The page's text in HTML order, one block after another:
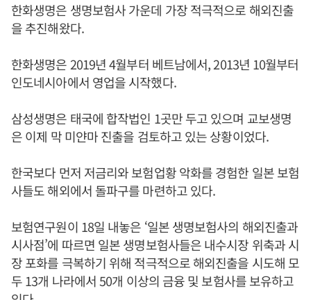
한화생명은 생명보험사 가운데 가장 적극적으로 해외진출
을 추진해왔다.
한화생명은 2019년 4월부터 베트남에서, 2013년 10월부터
인도네시아에서 영업을 시작했다.
삼성생명은 태국에 합작법인 1곳만 두고 있으며 교보생명
은 이제 막 미얀마 진출을 검토하고 있는 상황이었다.
한국보다 먼저 저금리와 보험업황 악화를 경험한 일본 보험
사들도 해외에서 돌파구를 마련하고 있다.
보험연구원이 18일 내놓은 ‘일본 생명보험사의 해외진출과
시사점’에 따르면 일본 생명보험사들은 내수시장 위축과 시
장 포화를 극복하기 위해 적극적으로 해외진출을 시도해 모
두 13개 나라에서 50개 이상의 금융 및 보험사를 보유하고